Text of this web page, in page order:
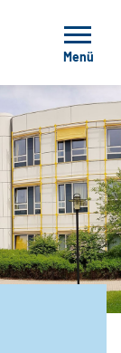
Menü